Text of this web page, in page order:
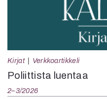
Kirjat Verkkoartikkeli
Poliittista luentaa
2–3/2026